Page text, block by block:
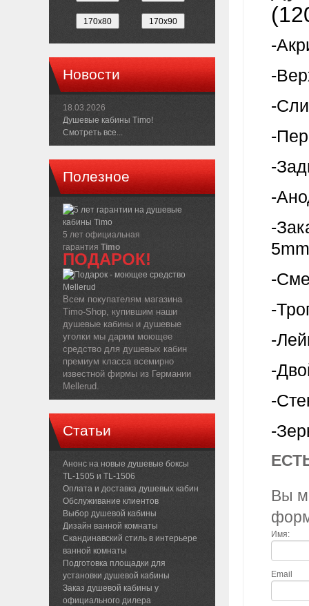
-
-
-
-
-
-
-
-
-
-
-
-
-
Вы
Имя:
Email
Новости
18.03.2026
Душевые кабины Timo!
Смотреть все...
Полезное
5 лет официальная
гарантия Timo
ПОДАРОК!
Всем покупателям магазина
Timo-Shop, купившим наши
душевые кабины и душевые
уголки мы дарим моющее
средство для душевых кабин
премиум класса всемирно
известной фирмы из Германии
Mellerud.
Статьи
Анонс на новые душевые боксы
TL-1505 и TL-1506
Оплата и доставка душевых кабин
Обслуживание клиентов
Выбор душевой кабины
Дизайн ванной комнаты
Скандинавский стиль в интерьере
ванной комнаты
Подготовка площадки для
установки душевой кабины
Заказ душевой кабины у
официального дилера